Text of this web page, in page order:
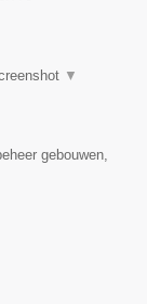
▼
gebouwen,